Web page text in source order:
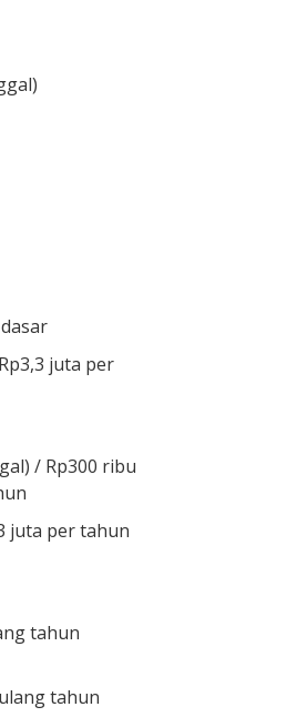
juta per
/ Rp300 ribu
juta per tahun
tahun
tahun